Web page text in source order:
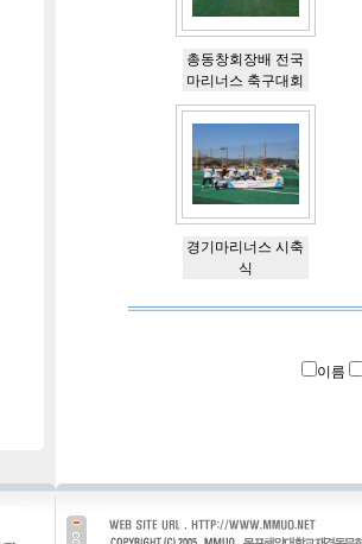
총동창회장배 전국
마리너스 축구대회
경기마리너스 시축
식
이름